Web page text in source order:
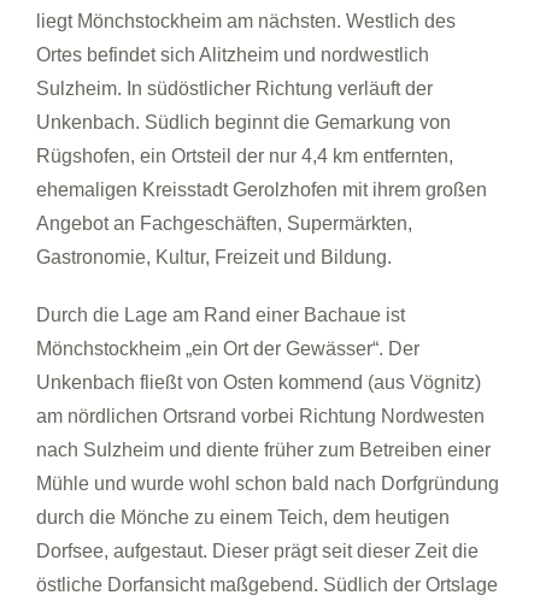
liegt Mönchstockheim am nächsten. Westlich des
Ortes befindet sich Alitzheim und nordwestlich
Sulzheim. In südöstlicher Richtung verläuft der
Unkenbach. Südlich beginnt die Gemarkung von
Rügshofen, ein Ortsteil der nur 4,4 km entfernten,
ehemaligen Kreisstadt Gerolzhofen mit ihrem großen
Angebot an Fachgeschäften, Supermärkten,
Gastronomie, Kultur, Freizeit und Bildung.
Durch die Lage am Rand einer Bachaue ist
Mönchstockheim „ein Ort der Gewässer“. Der
Unkenbach fließt von Osten kommend (aus Vögnitz)
am nördlichen Ortsrand vorbei Richtung Nordwesten
nach Sulzheim und diente früher zum Betreiben einer
Mühle und wurde wohl schon bald nach Dorfgründung
durch die Mönche zu einem Teich, dem heutigen
Dorfsee, aufgestaut. Dieser prägt seit dieser Zeit die
östliche Dorfansicht maßgebend. Südlich der Ortslage